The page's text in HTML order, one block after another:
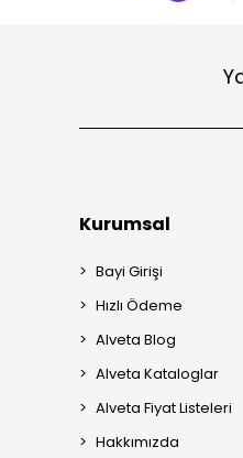
Kurumsal
Bayi Girişi
Hızlı Ödeme
Alveta Blog
Alveta Kataloglar
Alveta Fiyat Listeleri
Hakkımızda